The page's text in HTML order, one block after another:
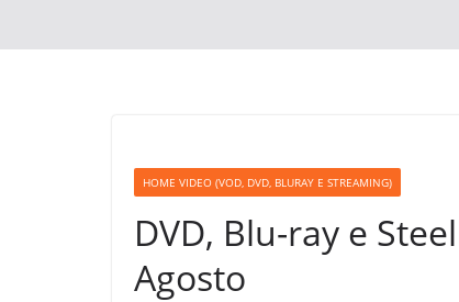
HOME VIDEO (VOD, DVD, BLURAY E STREAMING)
DVD, Blu-ray e
Agosto